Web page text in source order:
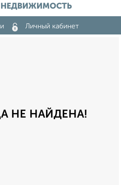
НЕДВИЖИМОСТЬ
Личный кабинет
НЕ НАЙДЕНА!